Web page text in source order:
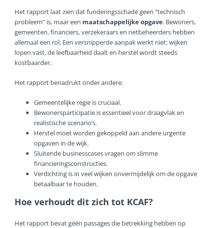
Het rapport laat zien dat funderingsschade geen “technisch
probleem” is, maar een maatschappelijke opgave. Bewoners,
gemeenten, financiers, verzekeraars en netbeheerders hebben
allemaal een rol. Een versnipperde aanpak werkt niet: wijken
lopen vast, de leefbaarheid daalt en herstel wordt steeds
kostbaarder.
Het rapport benadrukt onder andere:
Gemeentelijke regie is cruciaal.
Bewonersparticipatie is essentieel voor draagvlak en
realistische scenario’s.
Herstel moet worden gekoppeld aan andere urgente
opgaven in de wijk.
Sluitende businesscases vragen om slimme
financieringsconstructies.
Verdichting is in veel wijken onvermijdelijk om de opgave
betaalbaar te houden.
Hoe verhoudt dit zich tot KCAF?
Het rapport bevat géén passages die betrekking hebben op